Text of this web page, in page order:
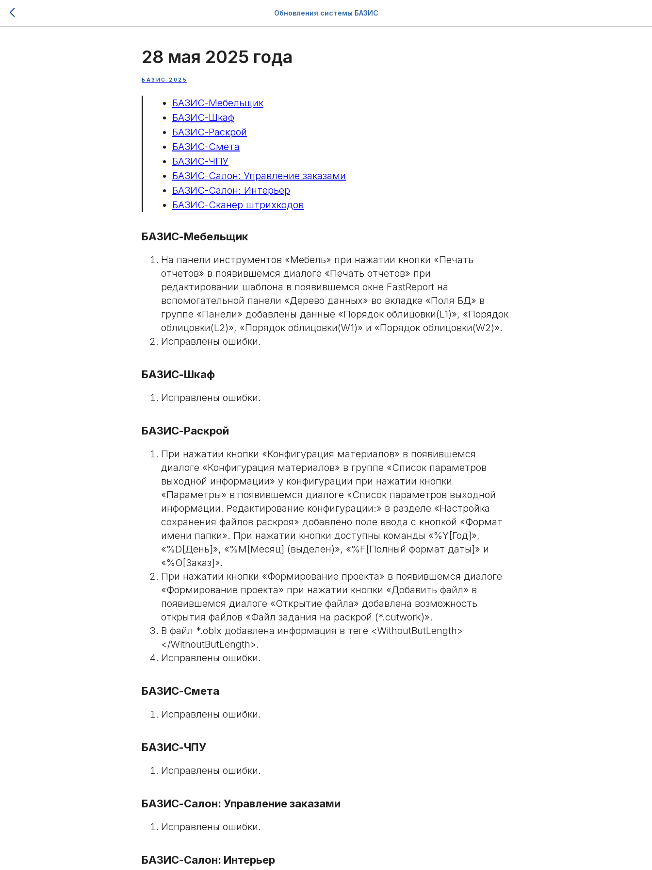
Обновления системы БАЗИС
28 мая 2025 года
БАЗИС 2025
БАЗИС-Мебельщик
БАЗИС-Шкаф
БАЗИС-Раскрой
БАЗИС-Смета
БАЗИС-ЧПУ
БАЗИС-Салон: Управление заказами
БАЗИС-Салон: Интерьер
БАЗИС-Сканер штрихкодов
БАЗИС-Мебельщик
На панели инструментов «Мебель» при нажатии кнопки «Печать
отчетов» в появившемся диалоге «Печать отчетов» при
редактировании шаблона в появившемся окне FastReport на
вспомогательной панели «Дерево данных» во вкладке «Поля БД» в
группе «Панели» добавлены данные «Порядок облицовки(L1)», «Порядок
облицовки(L2)», «Порядок облицовки(W1)» и «Порядок облицовки(W2)».
Исправлены ошибки.
БАЗИС-Шкаф
Исправлены ошибки.
БАЗИС-Раскрой
При нажатии кнопки «Конфигурация материалов» в появившемся
диалоге «Конфигурация материалов» в группе «Список параметров
выходной информации» у конфигурации при нажатии кнопки
«Параметры» в появившемся диалоге «Список параметров выходной
информации. Редактирование конфигурации:» в разделе «Настройка
сохранения файлов раскроя» добавлено поле ввода с кнопкой «Формат
имени папки». При нажатии кнопки доступны команды «%Y[Год]»,
«%D[День]», «%M[Месяц] (выделен)», «%F[Полный формат даты]» и
«%O[Заказ]».
При нажатии кнопки «Формирование проекта» в появившемся диалоге
«Формирование проекта» при нажатии кнопки «Добавить файл» в
появившемся диалоге «Открытие файла» добавлена возможность
открытия файлов «Файл задания на раскрой (*.cutwork)».
В файл *.oblx добавлена информация в теге <WithoutButLength>
</WithoutButLength>.
Исправлены ошибки.
БАЗИС-Смета
Исправлены ошибки.
БАЗИС-ЧПУ
Исправлены ошибки.
БАЗИС-Салон: Управление заказами
Исправлены ошибки.
БАЗИС-Салон: Интерьер